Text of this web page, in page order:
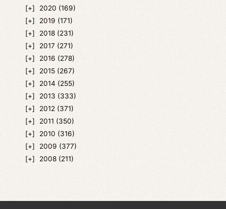
2020 (169)
2019 (171)
2018 (231)
2017 (271)
2016 (278)
2015 (267)
2014 (255)
2013 (333)
2012 (371)
2011 (350)
2010 (316)
2009 (377)
2008 (211)